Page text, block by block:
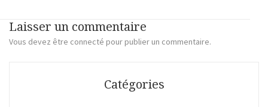
Laisser un commentaire
Vous devez être connecté pour publier un commentaire.
Catégories